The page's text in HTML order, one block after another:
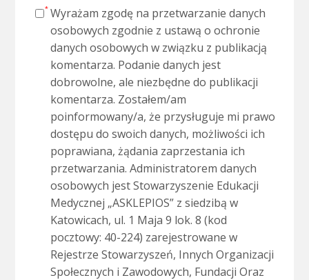
Wyrażam zgodę na przetwarzanie danych
osobowych zgodnie z ustawą o ochronie
danych osobowych w związku z publikacją
komentarza. Podanie danych jest
dobrowolne, ale niezbędne do publikacji
komentarza. Zostałem/am
poinformowany/a, że przysługuje mi prawo
dostępu do swoich danych, możliwości ich
poprawiana, żądania zaprzestania ich
przetwarzania. Administratorem danych
osobowych jest Stowarzyszenie Edukacji
Medycznej „ASKLEPIOS” z siedzibą w
Katowicach, ul. 1 Maja 9 lok. 8 (kod
pocztowy: 40-224) zarejestrowane w
Rejestrze Stowarzyszeń, Innych Organizacji
Społecznych i Zawodowych, Fundacji Oraz